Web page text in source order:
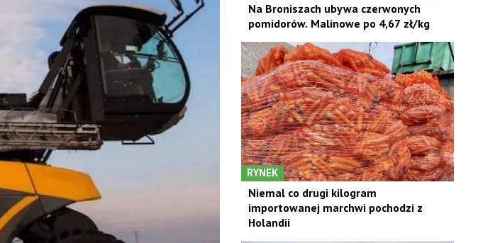
Na Broniszach ubywa czerwonych
pomidorów. Malinowe po 4,67 zł/kg
RYNEK
Niemal co drugi kilogram
importowanej marchwi pochodzi z
Holandii